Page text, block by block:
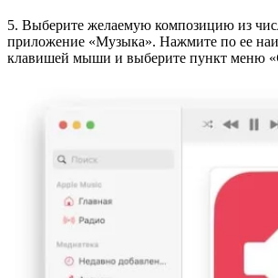
5. Выберите желаемую композицию из
приложение «Музыка». Нажмите по ее
клавишей мыши и выберите пункт меню «